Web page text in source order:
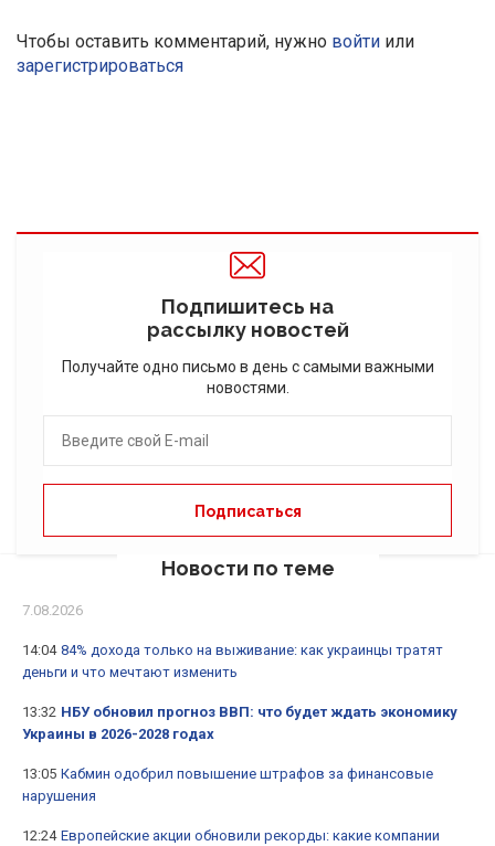
Чтобы оставить комментарий, нужно войти или
зарегистрироваться
Подпишитесь на
рассылку новостей
Получайте одно письмо в день с самыми важными
новостями.
Новости по теме
7.08.2026
14:04 84% дохода только на выживание: как украинцы тратят
деньги и что мечтают изменить
13:32 НБУ обновил прогноз ВВП: что будет ждать экономику
Украины в 2026-2028 годах
13:05 Кабмин одобрил повышение штрафов за финансовые
нарушения
12:24 Европейские акции обновили рекорды: какие компании